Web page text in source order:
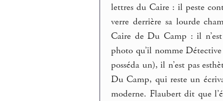
lettres du Caire : il peste
verre derrière sa lourde
Caire de Du Camp : il
photo qu’il nomme
posséda un), il n’est pas
Du Camp, qui reste un
moderne. Flaubert dit que